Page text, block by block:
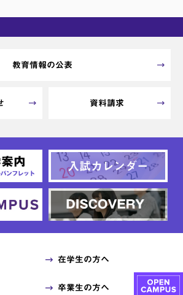
教育情報の公表
資料請求
在学生の方へ
卒業生の方へ